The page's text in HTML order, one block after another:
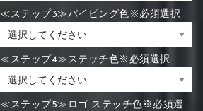
≪ステップ3≫パイピング色※必須選択
≪ステップ4≫ステッチ色※必須選択
≪ステップ5≫ロゴ ステッチ色※必須選